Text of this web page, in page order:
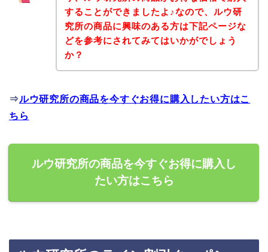
することができましたよ♪なので、ルウ研
究所の商品に興味のある方は下記ページな
どを参考にされてみてはいかがでしょう
か？
⇒ルウ研究所の商品を今すぐお得に購入したい方はこ
ちら
ルウ研究所の商品を今すぐお得に購入し
たい方はこちら